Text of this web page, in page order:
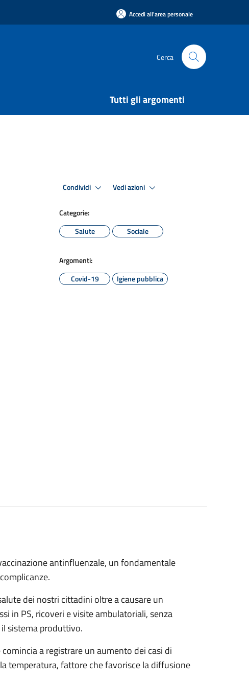
Accedi all'area personale
Cerca
Tutti gli argomenti
Condividi Vedi azioni
Categorie:
Salute
Sociale
Argomenti:
Covid-19
Igiene pubblica
antinfluenzale, un fondamentale
dei nostri cittadini oltre a causare un
in PS, ricoveri e visite ambulatoriali, senza
sistema produttivo.
a registrare un aumento dei casi di
temperatura, fattore che favorisce la diffusione